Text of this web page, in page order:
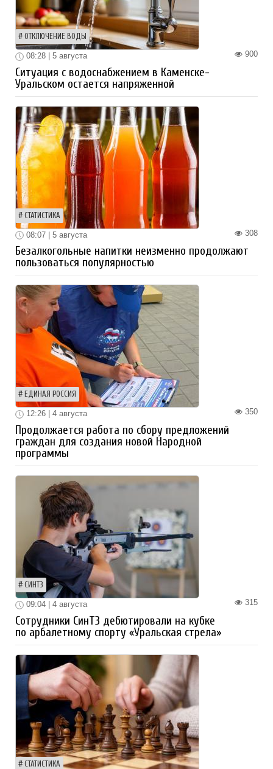
ОТКЛЮЧЕНИЕ ВОДЫ
900
08:28 | 5 августа
Ситуация с водоснабжением в Каменске-
Уральском остается напряженной
СТАТИСТИКА
308
08:07 | 5 августа
Безалкогольные напитки неизменно продолжают
пользоваться популярностью
ЕДИНАЯ РОССИЯ
350
12:26 | 4 августа
Продолжается работа по сбору предложений
граждан для создания новой Народной
программы
СИНТЗ
315
09:04 | 4 августа
Сотрудники СинТЗ дебютировали на кубке
по арбалетному спорту «Уральская стрела»
СТАТИСТИКА